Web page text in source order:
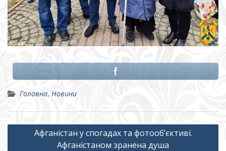
Головна, Новини
Навігація
Афганістан у спогадах та фотооб’єктиві.
Афганістаном зранена душа